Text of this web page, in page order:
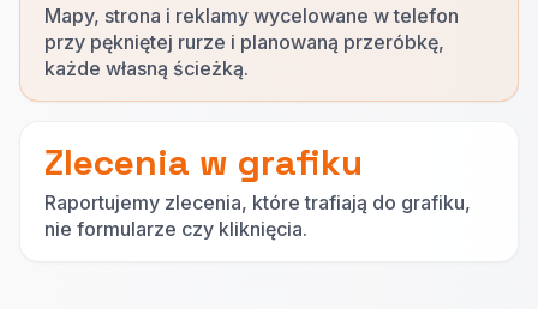
Mapy, strona i reklamy wycelowane w telefon
przy pękniętej rurze i planowaną przeróbkę,
każde własną ścieżką.
Zlecenia w grafiku
Raportujemy zlecenia, które trafiają do grafiku,
nie formularze czy kliknięcia.